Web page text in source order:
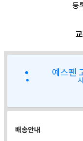
등
예스펜
배송안내